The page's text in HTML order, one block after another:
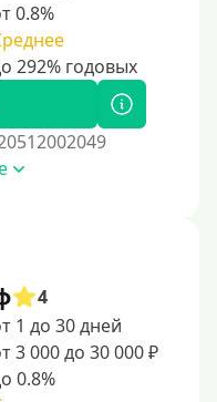
0.8%
4
1 до 30 дней
3 000 до 30 000 ₽
0.8%